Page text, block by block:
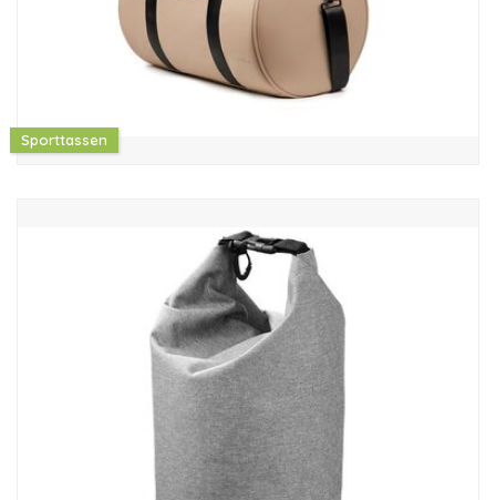
Sporttassen